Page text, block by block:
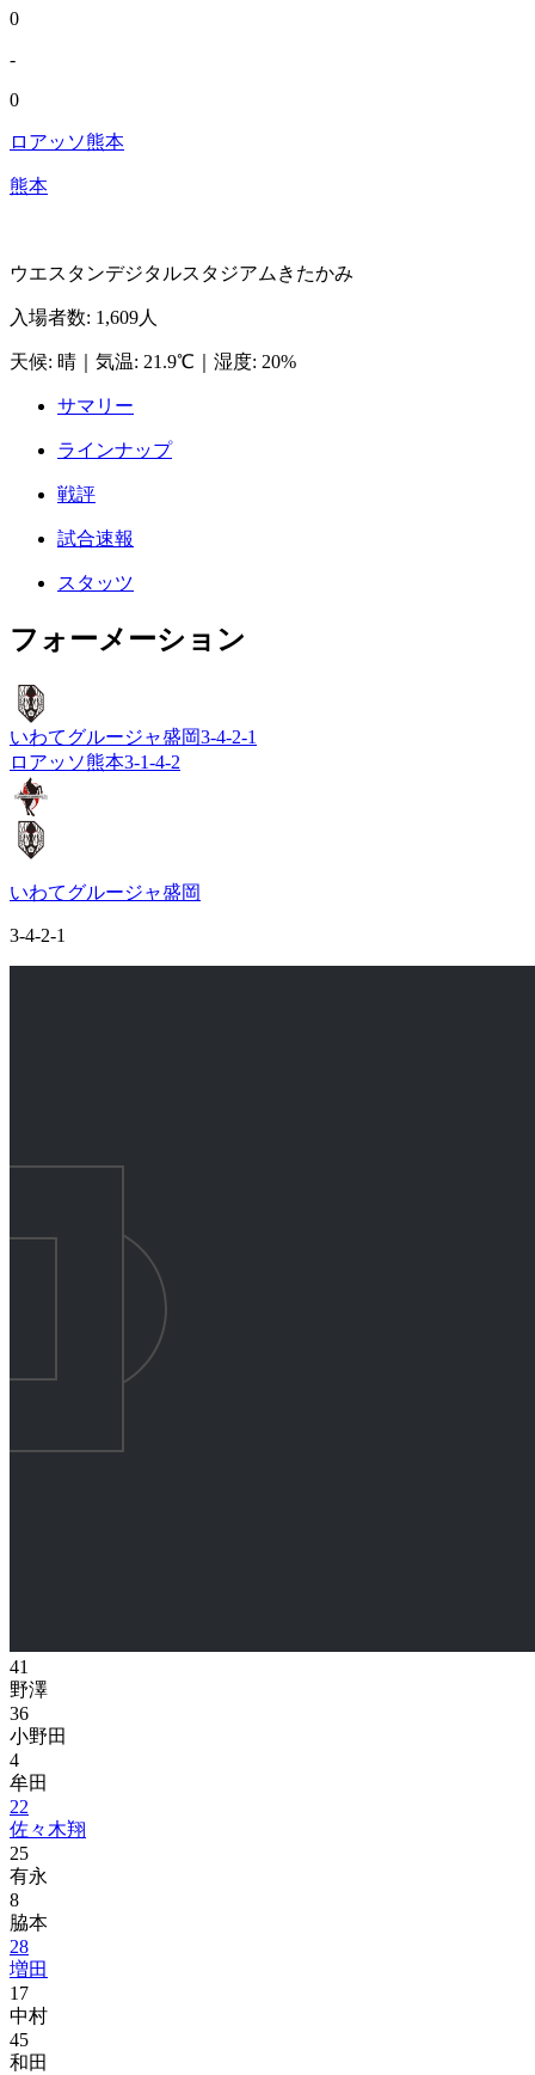
0
-
0
ロアッソ熊本
熊本
ウエスタンデジタルスタジアムきたかみ
入場者数: 1,609人
天候: 晴 気温: 21.9℃ 湿度: 20%
サマリー
ラインナップ
戦評
試合速報
スタッツ
フォーメーション
いわてグルージャ盛岡3-4-2-1
ロアッソ熊本3-1-4-2
いわてグルージャ盛岡
3-4-2-1
41
野澤
36
小野田
4
牟田
22
佐々木翔
25
有永
8
脇本
28
増田
17
中村
45
和田